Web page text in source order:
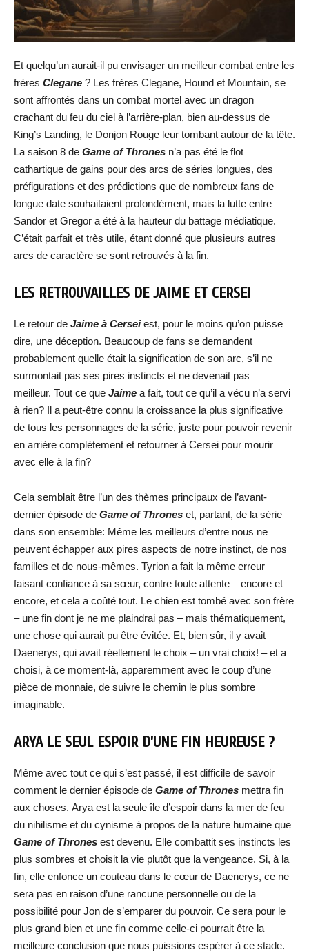
Et quelqu’un aurait-il pu envisager un meilleur combat entre les
frères Clegane ? Les frères Clegane, Hound et Mountain, se
sont affrontés dans un combat mortel avec un dragon
crachant du feu du ciel à l’arrière-plan, bien au-dessus de
King’s Landing, le Donjon Rouge leur tombant autour de la tête.
La saison 8 de Game of Thrones n’a pas été le flot
cathartique de gains pour des arcs de séries longues, des
préfigurations et des prédictions que de nombreux fans de
longue date souhaitaient profondément, mais la lutte entre
Sandor et Gregor a été à la hauteur du battage médiatique.
C’était parfait et très utile, étant donné que plusieurs autres
arcs de caractère se sont retrouvés à la fin.
LES RETROUVAILLES DE JAIME ET CERSEI
Le retour de Jaime à Cerseiest, pour le moins qu’on puisse
dire, une déception. Beaucoup de fans se demandent
probablement quelle était la signification de son arc, s’il ne
surmontait pas ses pires instincts et ne devenait pas
meilleur. Tout ce que Jaime a fait, tout ce qu’il a vécu n’a servi
à rien? Il a peut-être connu la croissance la plus significative
de tous les personnages de la série, juste pour pouvoir revenir
en arrière complètement et retourner à Cersei pour mourir
avec elle à la fin?
Cela semblait être l’un des thèmes principaux de l’avant-
dernier épisode de Game of Thrones et, partant, de la série
dans son ensemble: Même les meilleurs d’entre nous ne
peuvent échapper aux pires aspects de notre instinct, de nos
familles et de nous-mêmes. Tyrion a fait la même erreur –
faisant confiance à sa sœur, contre toute attente – encore et
encore, et cela a coûté tout. Le chien est tombé avec son frère
– une fin dont je ne me plaindrai pas – mais thématiquement,
une chose qui aurait pu être évitée. Et, bien sûr, il y avait
Daenerys, qui avait réellement le choix – un vrai choix! – et a
choisi, à ce moment-là, apparemment avec le coup d’une
pièce de monnaie, de suivre le chemin le plus sombre
imaginable.
ARYA LE SEUL ESPOIR D’UNE FIN HEUREUSE ?
Même avec tout ce qui s’est passé, il est difficile de savoir
comment le dernier épisode de Game of Thrones mettra fin
aux choses. Arya est la seule île d’espoir dans la mer de feu
du nihilisme et du cynisme à propos de la nature humaine que
Game of Thrones est devenu. Elle combattit ses instincts les
plus sombres et choisit la vie plutôt que la vengeance. Si, à la
fin, elle enfonce un couteau dans le cœur de Daenerys, ce ne
sera pas en raison d’une rancune personnelle ou de la
possibilité pour Jon de s’emparer du pouvoir. Ce sera pour le
plus grand bien et une fin comme celle-ci pourrait être la
meilleure conclusion que nous puissions espérer à ce stade.